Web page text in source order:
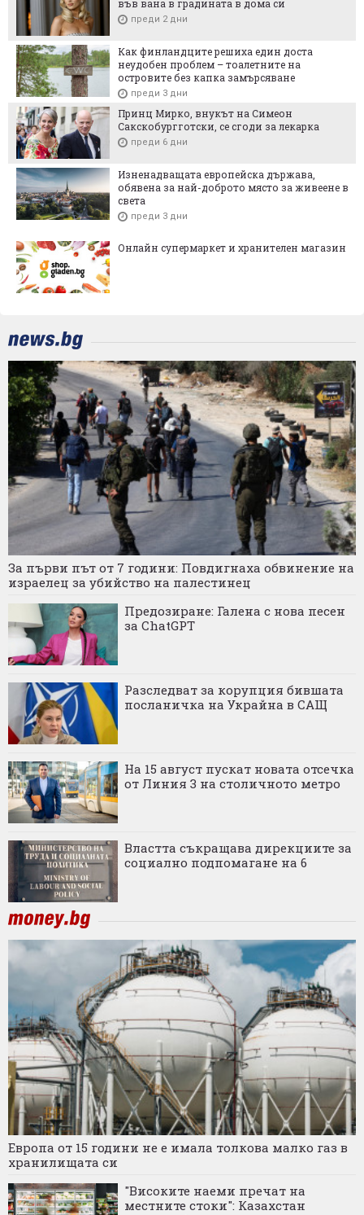
във вана в градината в дома си
преди 2 дни
Как финландците решиха един доста
неудобен проблем – тоалетните на
островите без капка замърсяване
преди 3 дни
Принц Мирко, внукът на Симеон
Сакскобургготски, се сгоди за лекарка
преди 6 дни
Изненадващата европейска държава,
обявена за най-доброто място за живеене в
света
преди 3 дни
Онлайн супермаркет и хранителен магазин
За първи път от 7 години: Повдигнаха обвинение на
израелец за убийство на палестинец
Предозиране: Галена с нова песен
за ChatGPT
Разследват за корупция бившата
посланичка на Украйна в САЩ
На 15 август пускат новата отсечка
от Линия 3 на столичното метро
Властта съкращава дирекциите за
социално подпомагане на 6
Европа от 15 години не е имала толкова малко газ в
хранилищата си
"Високите наеми пречат на
местните стоки": Казахстан